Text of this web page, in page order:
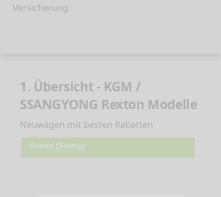
Versicherung.
1. Übersicht - KGM /
SSANGYONG Rexton Modelle
Neuwagen mit besten Rabatten
Kombi (5-türig)